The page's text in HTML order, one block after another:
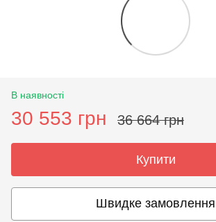
В наявності
30 553 грн 36 664 грн
Купити
Швидке замовлення